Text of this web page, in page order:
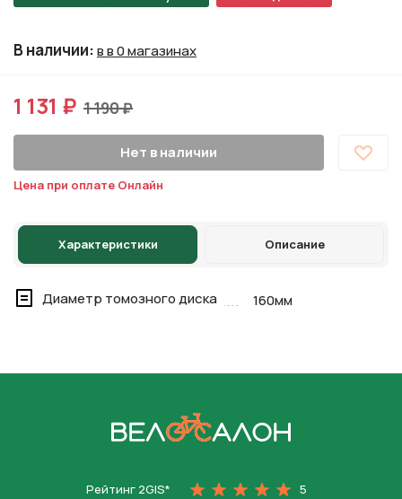
В наличии:в в 0 магазинах
1 131 ₽ 1 190 ₽
Нет в наличии
Цена при оплате Онлайн
Характеристики Описание
Диаметр томозного диска 160мм
Рейтинг 2GIS*
5